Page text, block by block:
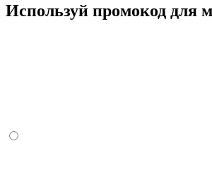
Используй промокод для